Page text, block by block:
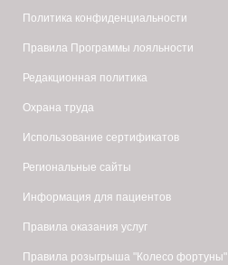
Политика конфиденциальности
Правила Программы лояльности
Редакционная политика
Охрана труда
Использование сертификатов
Региональные сайты
Информация для пациентов
Правила оказания услуг
Правила розыгрыша "Колесо фортуны"